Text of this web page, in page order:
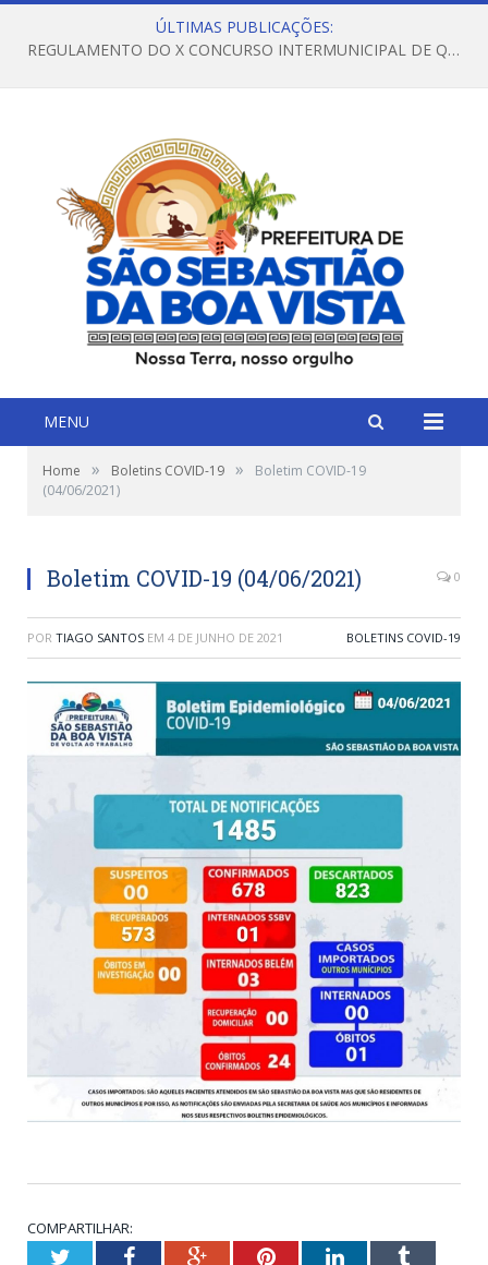
ÚLTIMAS PUBLICAÇÕES:
REGULAMENTO DO X CONCURSO INTERMUNICIPAL DE QUADRILHAS JUNINAS – 2026 – ARRAIÁ DA VENEZA
MENU
Home » Boletins COVID-19 »
Boletim COVID-19
(04/06/2021)
Boletim COVID-19 (04/06/2021) 0
POR TIAGO SANTOS EM 4 DE JUNHO DE 2021 BOLETINS COVID-19
COMPARTILHAR:
TwitterFacebookGoogle+PinterestLinkedInTumblr